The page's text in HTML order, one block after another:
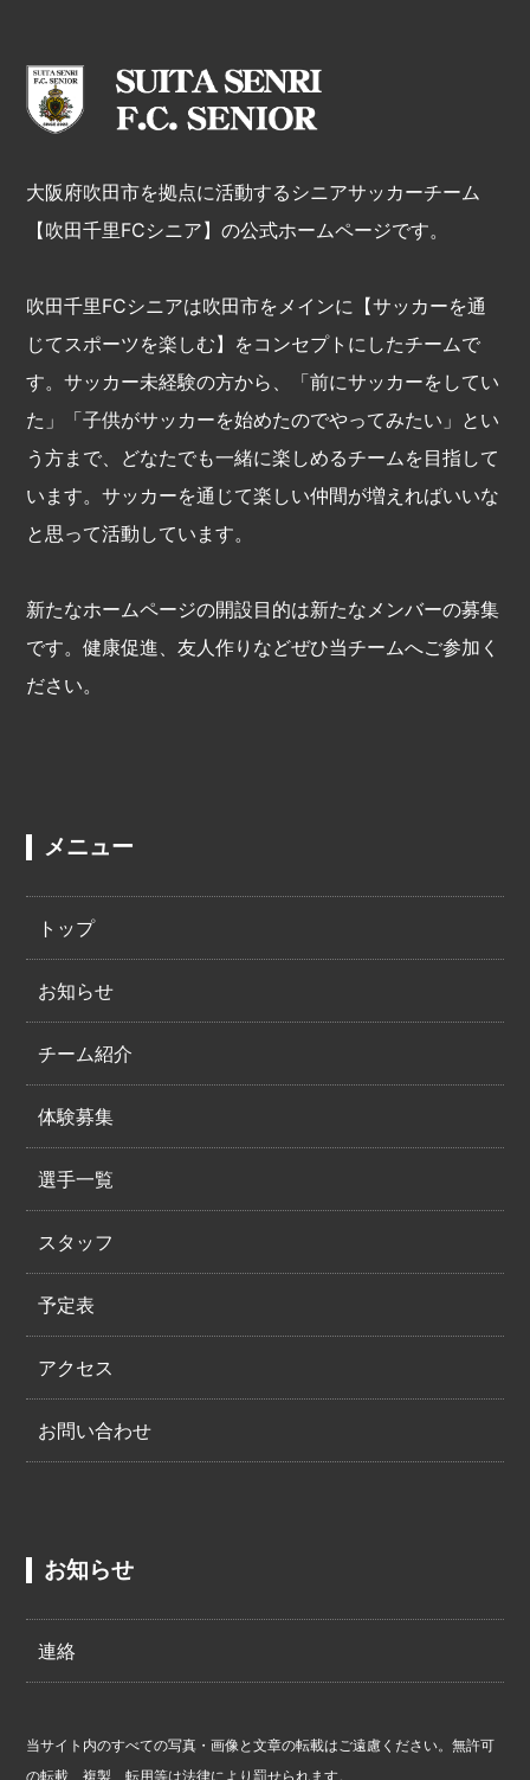
大阪府吹田市を拠点に活動するシニアサッカーチーム
【吹田千里FCシニア】の公式ホームページです。
吹田千里FCシニアは吹田市をメインに【サッカーを通
じてスポーツを楽しむ】をコンセプトにしたチームで
す。サッカー未経験の方から、「前にサッカーをしてい
た」「子供がサッカーを始めたのでやってみたい」とい
う方まで、どなたでも一緒に楽しめるチームを目指して
います。サッカーを通じて楽しい仲間が増えればいいな
と思って活動しています。
新たなホームページの開設目的は新たなメンバーの募集
です。健康促進、友人作りなどぜひ当チームへご参加く
ださい。
メニュー
トップ
お知らせ
チーム紹介
体験募集
選手一覧
スタッフ
予定表
アクセス
お問い合わせ
お知らせ
連絡
当サイト内のすべての写真・画像と文章の転載はご遠慮ください。無許可
の転載、複製、転用等は法律により罰せられます。